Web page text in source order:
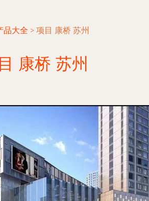
品大全 > 项目 康桥 苏州
康桥 苏州